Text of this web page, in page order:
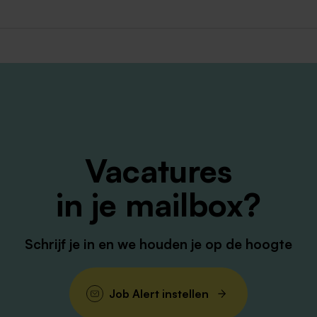
regelen we de administratieve details. Je maatje maakt
Vacatures
in je mailbox?
Schrijf je in en we houden je op de hoogte
Job Alert instellen